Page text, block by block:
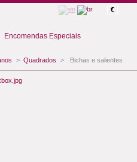
€
Encomendas Especiais
> Quadrados > Bichas e salientes